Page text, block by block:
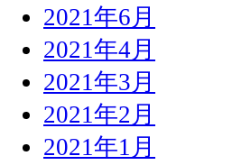
2021年6月
2021年4月
2021年3月
2021年2月
2021年1月